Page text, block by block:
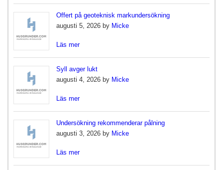
Offert på geoteknisk markundersökning
augusti 5, 2026 by Micke
Läs mer
Syll avger lukt
augusti 4, 2026 by Micke
Läs mer
Undersökning rekommenderar pålning
augusti 3, 2026 by Micke
Läs mer